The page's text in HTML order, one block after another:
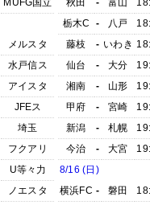
MUFG国立
メルスタ
水戸信ス
アイスタ
JFEス
埼玉
フクアリ
U等々力
ノエスタ
秋田
- 富山
栃木C
- 八戸
藤枝
- いわき
仙台
- 大分
湘南
- 山形
甲府
- 宮崎
新潟
- 札幌
今治
- 大宮
8/16 (日)
横浜FC - 磐田